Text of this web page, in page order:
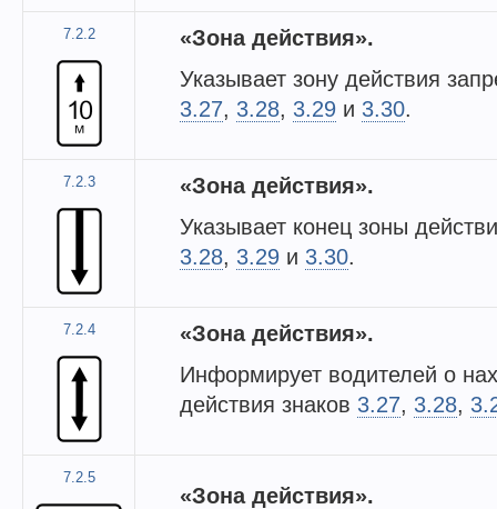
7.2.2
«Зона действия».
Указывает зону действия
3.27, 3.28, 3.29 и 3.30.
7.2.3
«Зона действия».
Указывает конец зоны
3.28, 3.29 и 3.30.
7.2.4
«Зона действия».
Информирует водителей о
действия знаков 3.27, 3.28,
7.2.5
«Зона действия».